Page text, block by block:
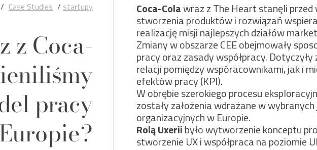
/ Case Studies / startupy
z Coca-
pracy
Coca-Colawraz z The Heart stanęli przed
stworzenia produktów i rozwiązań
realizację misji najlepszych działów
Zmiany w obszarze CEE obejmowały
pracy oraz zasady współpracy.
relacji pomiędzy wspóracownikami, jak i
efektów pracy (KPI).
W obrębie szerokiego procesu
zostały założenia wdrażane w
organizacyjnych w Europie.
Rolą Uxeriibyło wytworzenie konceptu
stworzenie UX i współpraca na poziomie